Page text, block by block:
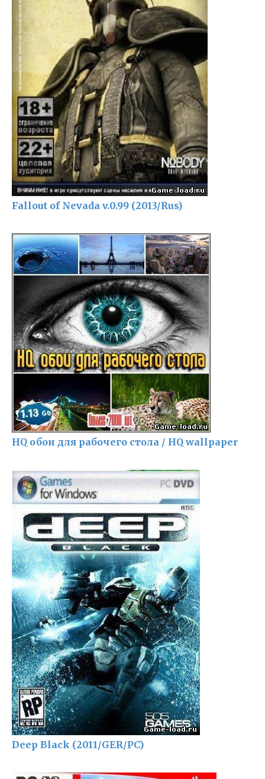
Fallout of Nevada v.0.99 (2013/Rus)
HQ обои для рабочего стола / HQ wallpaper
Deep Black (2011/GER/PC)